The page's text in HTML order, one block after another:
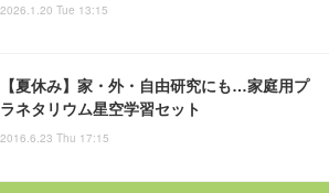
2026.1.20 Tue 13:15
【夏休み】家・外・自由研究にも…家庭用プ
ラネタリウム星空学習セット
2016.6.23 Thu 17:15